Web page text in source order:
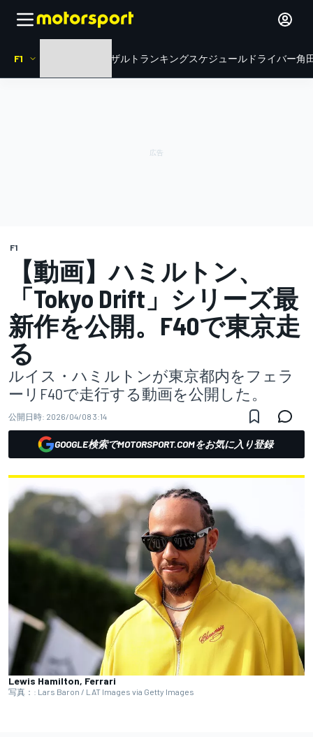
F1 リザルト ランキングスケジュール ドライバー角
F1
【動画】ハミルトン、
「Tokyo Drift」シリーズ最
新作を公開。F40で東京走
る
ルイス・ハミルトンが東京都内をフェラ
ーリF40で走行する動画を公開した。
公開日時: 2026/04/08 3:14
GOOGLE検索でMOTORSPORT.COMをお気に入り登録
Lewis Hamilton, Ferrari
写真：: Lars Baron / LAT Images via Getty Images